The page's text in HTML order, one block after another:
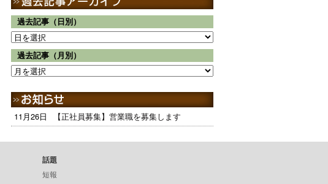
過去記事（日別）
過去記事（月別）
11月26日 【正社員募集】営業職を募集します
話題
短報